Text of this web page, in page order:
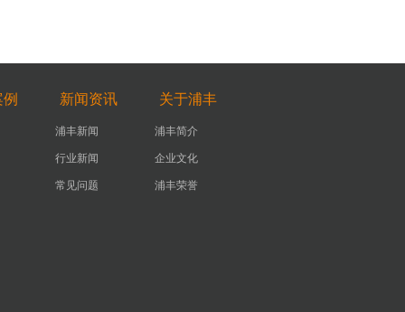
新闻资讯 关于浦丰
浦丰新闻
行业新闻
常见问题
浦丰简介
企业文化
浦丰荣誉